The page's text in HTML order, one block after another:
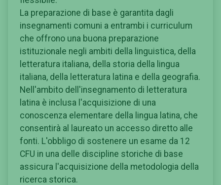
La preparazione di base è garantita dagli
insegnamenti comuni a entrambi i curriculum
che offrono una buona preparazione
istituzionale negli ambiti della linguistica, della
letteratura italiana, della storia della lingua
italiana, della letteratura latina e della geografia.
Nell'ambito dell'insegnamento di letteratura
latina è inclusa l'acquisizione di una
conoscenza elementare della lingua latina, che
consentirà al laureato un accesso diretto alle
fonti. L'obbligo di sostenere un esame da 12
CFU in una delle discipline storiche di base
assicura l'acquisizione della metodologia della
ricerca storica.